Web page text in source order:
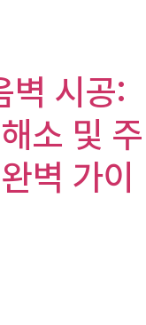
벽 시공:
소 및 주
벽 가이